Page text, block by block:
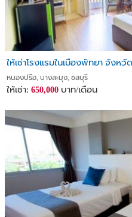
ให้เช่าโรงแรมในเมืองพัทยา จังหวั
หนองปรือ, บางละมุง, ชลบุรี
ให้เช่า: 650,000 บาท/เดือน